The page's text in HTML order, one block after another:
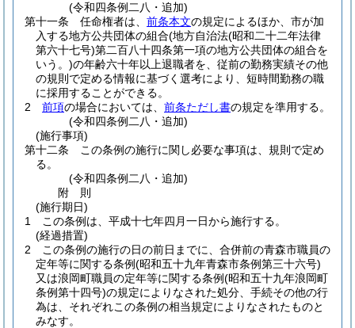
(令和四条例二八・追加)
第十一条
任命権者は、 前条本文の規定によるほか、市が加
入する地方公共団体の組合(地方自治法(昭和二十二年法律
第六十七号)第二百八十四条第一項の地方公共団体の組合を
いう。)の年齢六十年以上退職者を、従前の勤務実績その他
の規則で定める情報に基づく選考により、短時間勤務の職
に採用することができる。
2
前項の場合においては、 前条ただし書の規定を準用する。
(令和四条例二八・追加)
(施行事項)
第十二条
この条例の施行に関し必要な事項は、規則で定め
る。
(令和四条例二八・追加)
附 則
(施行期日)
1
この条例は、平成十七年四月一日から施行する。
(経過措置)
2
この条例の施行の日の前日までに、合併前の青森市職員の
定年等に関する条例(昭和五十九年青森市条例第三十六号)
又は浪岡町職員の定年等に関する条例(昭和五十九年浪岡町
条例第十四号)の規定によりなされた処分、手続その他の行
為は、それぞれこの条例の相当規定によりなされたものと
みなす。